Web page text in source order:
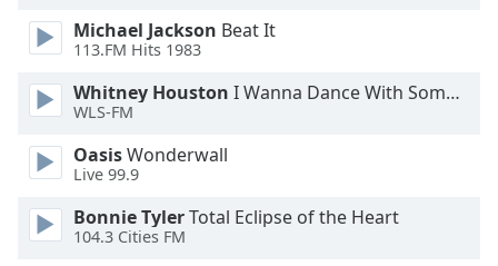
Size
Text
Edge
Font
Family
Michael Jackson Beat It
113.FM Hits 1983
Whitney Houston I Wanna Dance With Somebody
WLS-FM
OasisWonderwall
Live 99.9
Bonnie TylerTotal Eclipse of the Heart
104.3 Cities FM